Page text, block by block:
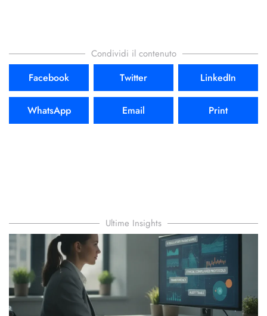
Condividi il contenuto
Facebook Twitter LinkedIn
WhatsApp Email Print
Ultime Insights